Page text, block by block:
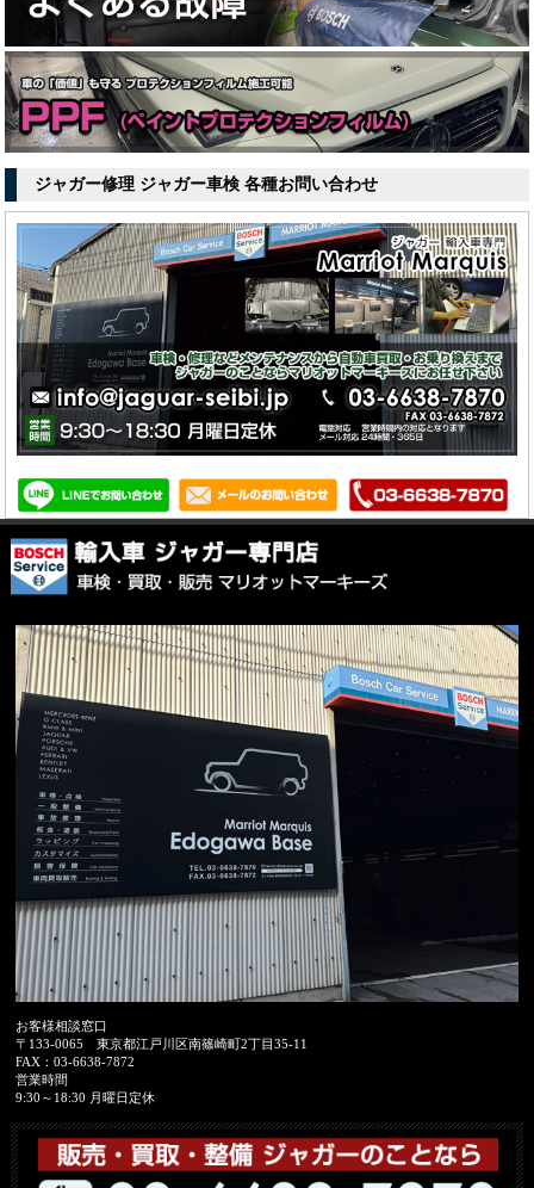
ジャガー修理 ジャガー車検 各種お問い合わせ
お客様相談窓口
〒133-0065
東京都江戸川区南篠崎町2丁目35-11
FAX：03-6638-7872
営業時間
9:30～18:30 月曜日定休